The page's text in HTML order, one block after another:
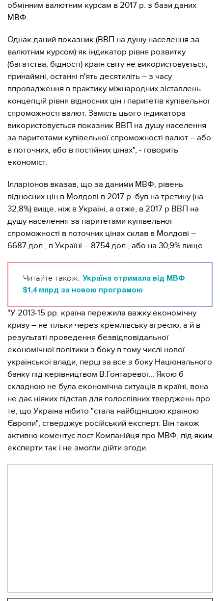
обмінним валютним курсам в 2017 р. з бази даних
МВФ.
Однак даний показник (ВВП на душу населення за
валютним курсом) як індикатор рівня розвитку
(багатства, бідності) країн світу не використовується,
принаймні, останні п'ять десятиліть – з часу
впровадження в практику міжнародних зіставлень
концепцій рівня відносних цін і паритетів купівельної
спроможності валют. Замість цього індикатора
використовується показник ВВП на душу населення
за паритетами купівельної спроможності валют – або
в поточних, або в постійних цінах", - говорить
економіст.
Ілларіонов вказав, що за даними МВФ, рівень
відносних цін в Молдові в 2017 р. був на третину (на
32,8%) вище, ніж в Україні, а отже, в 2017 р ВВП на
душу населення за паритетами купівельної
спроможності в поточних цінах склав в Молдові –
6687 дол., в Україні – 8754 дол., або на 30,9% вище.
Читайте також: Україна отримала від МВФ
$1,4 млрд за новою програмою
"У 2013-15 рр. країна пережила важку економічну
кризу – не тільки через кремлівську агресію, а й в
результаті проведення безвідповідальної
економічної політики з боку в тому числі нової
української влади, перш за все з боку Національного
банку під керівництвом В.Гонтаревої... Якою б
складною не була економічна ситуація в країні, вона
не дає ніяких підстав для голослівних тверджень про
те, що Україна нібито "стала найбіднішою країною
Європи", стверджує російський експерт. Він також
активно коментує пост Компанійця про МВФ, під яким
експерти так і не змогли дійти згоди.